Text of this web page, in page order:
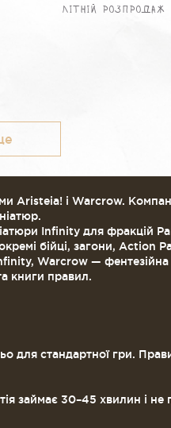
Літній розпродаж
Aristeia! і Warcrow.
Infinity для фракцій
бійці, загони, Action
Warcrow — фентезійна
книги правил.
для стандартної гри.
займає 30–45 хвилин і не